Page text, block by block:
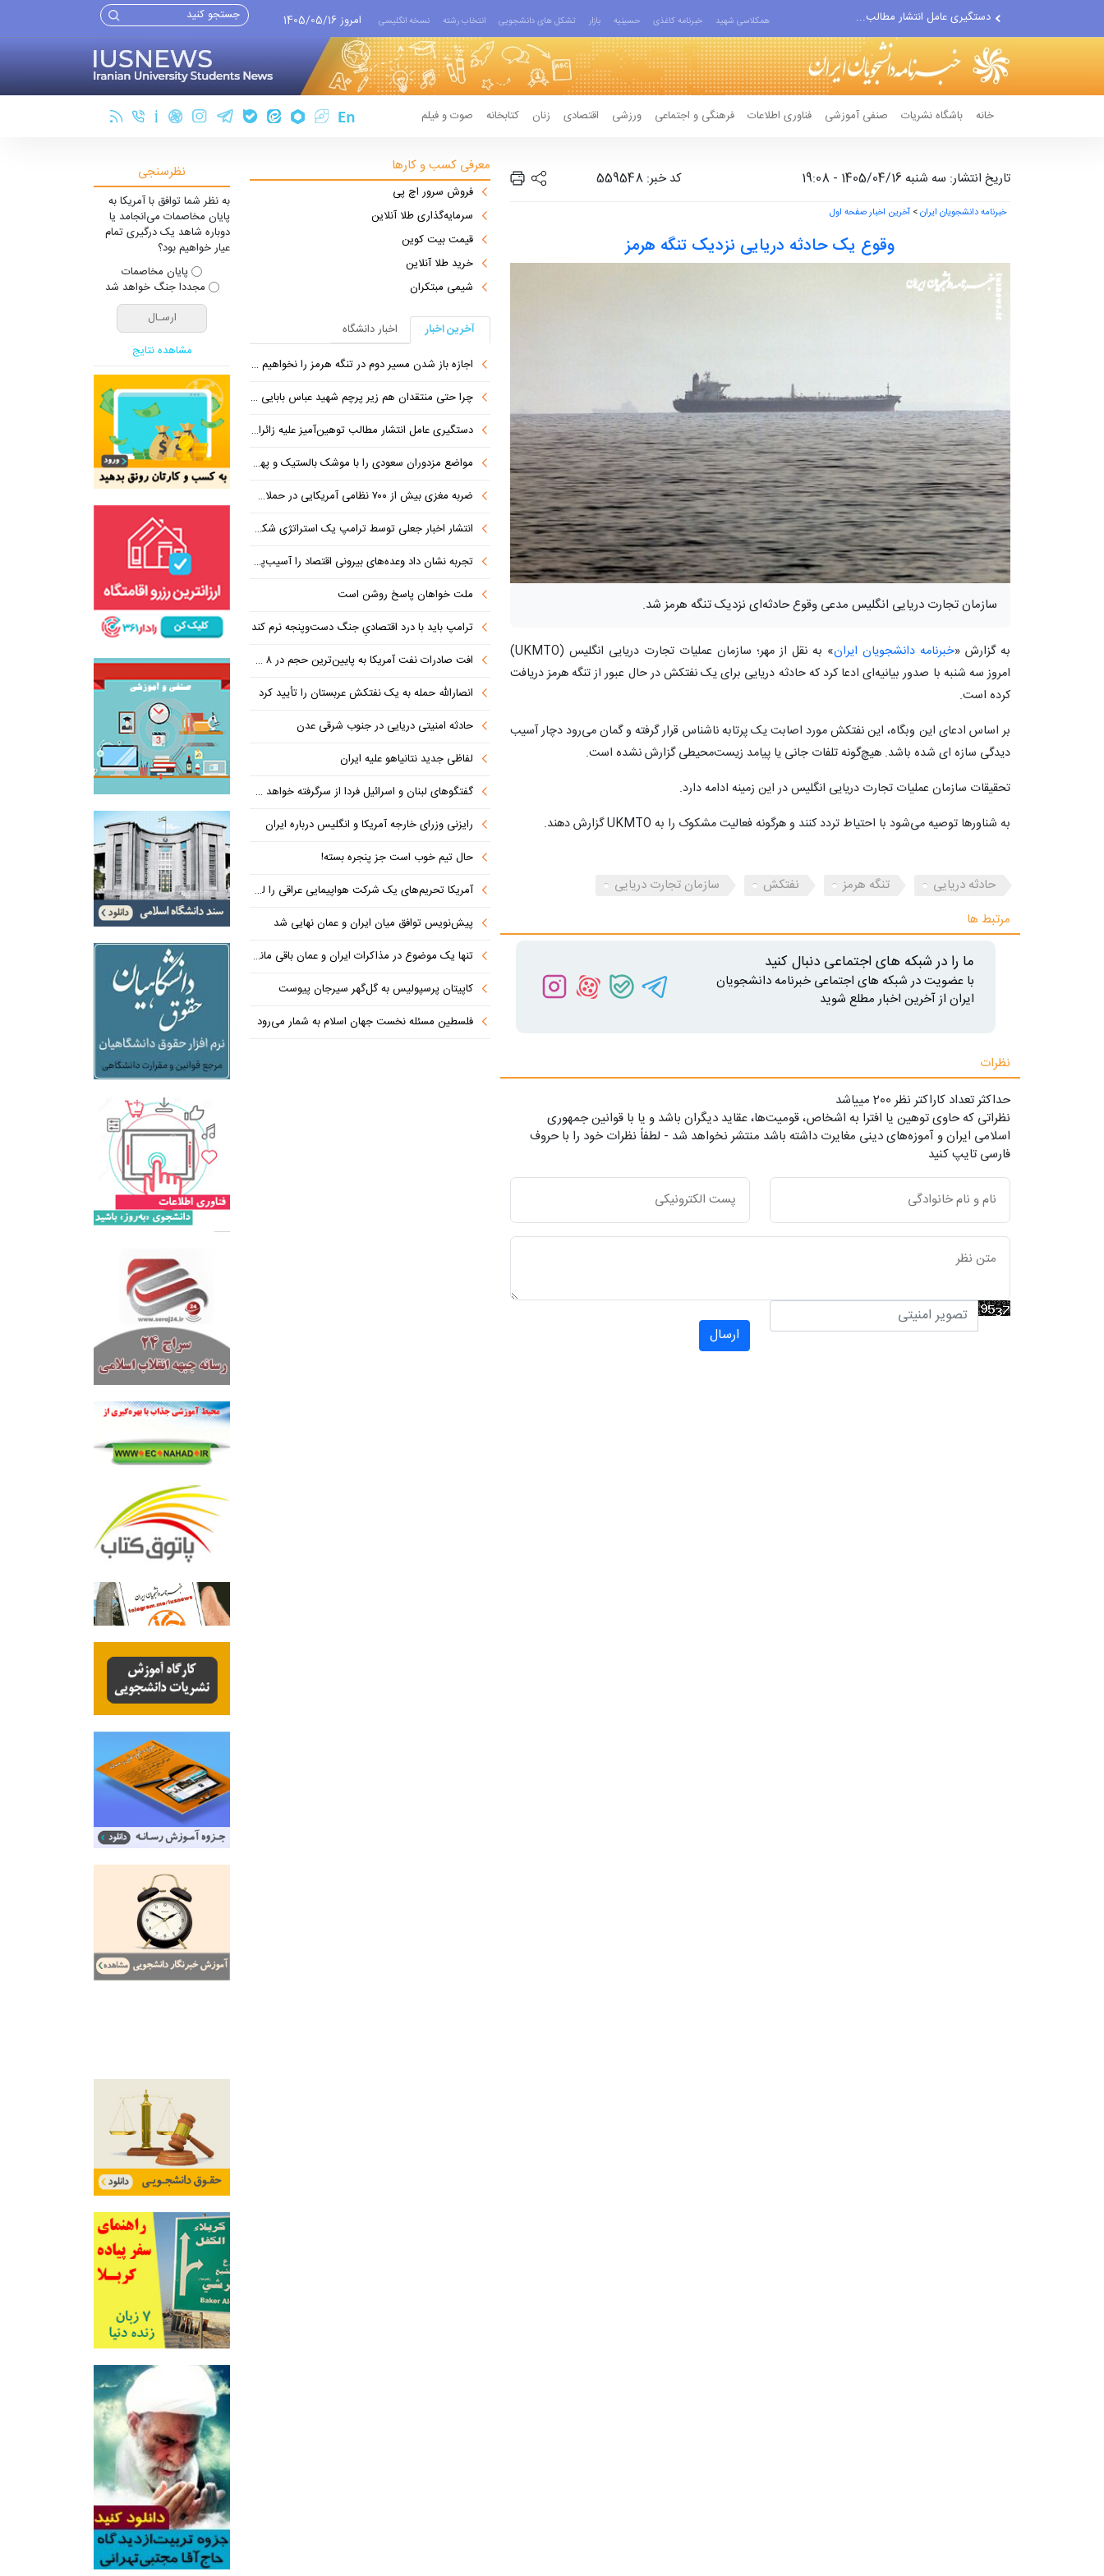
مواضع مزدوران سعودی را با...
ضربه مغزی بیش از ۷۰۰ نظامی...
همکلاسی شهید خبرنامه کاغذی حسینیه بازار تشکل های دانشجویی انتخاب رشته نسخه انگلیسی امروز 1405/05/16
خانه باشگاه نشریات صنفی آموزشی فناوری اطلاعات فرهنگی و اجتماعی ورزشی اقتصادی زنان کتابخانه صوت و فیلم
تاریخ انتشار: سه شنبه 1405/04/16 - 19:08 کد خبر: 559548
خبرنامه دانشجویان ایران> آخرین اخبار صفحه اول
وقوع یک حادثه دریایی نزدیک تنگه هرمز
سازمان تجارت دریایی انگلیس مدعی وقوع حادثه‌ای نزدیک تنگه هرمز شد.
به گزارش «خبرنامه دانشجویان ایران
» به نقل از مهر؛ سازمان عملیات تجارت دریایی انگلیس (UKMTO)
امروز سه شنبه با صدور بیانیه‌ای ادعا کرد که حادثه دریایی برای یک نفتکش در حال عبور از تنگه هرمز دریافت
کرده است.
بر اساس ادعای این وبگاه، این نفتکش مورد اصابت یک پرتابه ناشناس قرار گرفته و گمان می‌رود دچار آسیب‌
دیدگی سازه‌ ای شده باشد. هیچ‌گونه تلفات جانی یا پیامد زیست‌محیطی گزارش نشده است.
تحقیقات سازمان عملیات تجارت دریایی انگلیس در این زمینه ادامه دارد.
به شناورها توصیه می‌شود با احتیاط تردد کنند و هرگونه فعالیت مشکوک را به UKMTO گزارش دهند.
حادثه دریایی تنگه هرمز نفتکش
سازمان تجارت دریایی
مرتبط ها
ما را در شبکه های اجتماعی دنبال کنید
با عضویت در شبکه های اجتماعی خبرنامه دانشجویان
ایران از آخرین اخبار مطلع شوید
نظرات
حداکثر تعداد کاراکتر نظر 200 ميياشد
نظراتی که حاوی توهین یا افترا به اشخاص، قومیت‌ها، عقاید دیگران باشد و یا با قوانین جمهوری
اسلامی ایران و آموزه‌های دینی مغایرت داشته باشد منتشر نخواهد شد - لطفاً نظرات خود را با حروف
فارسی تایپ کنید
ارسال
معرفی کسب و کارها
فروش سرور اچ پی
سرمایه‌گذاری طلا آنلاین
قیمت بیت کوین
خرید طلا آنلاین
شیمی مبتکران
آخرین اخبار
اخبار دانشگاه
اجازه باز شدن مسیر دوم در تنگه هرمز را نخواهیم داد
چرا حتی منتقدان هم زیر پرچم شهید عباس بابایی ایستادند؟
دستگیری عامل انتشار مطالب توهین‌آمیز علیه زائران اربعین در فضای مجازی
مواضع مزدوران سعودی را با موشک بالستیک و پهپاد در هم شکستیم
ضربه مغزی بیش از ۷۰۰ نظامی آمریکایی در حملات ایران
انتشار اخبار جعلی توسط ترامپ یک استراتژی شکست خورده است
تجربه نشان داد وعده‌های بیرونی اقتصاد را آسیب‌پذیرتر می‌کند
ملت خواهان پاسخ روشن است
ترامپ باید با درد اقتصادیِ جنگ دست‌و‌پنجه نرم کند
افت صادرات نفت آمریکا به پایین‌ترین حجم در ۸ ماه اخیر
انصارالله حمله به یک نفتکش عربستان را تأیید کرد
حادثه امنیتی دریایی در جنوب شرقی عدن
لفاظی جدید نتانیاهو علیه ایران
گفتگوهای لبنان و اسرائیل فردا از سرگرفته خواهد شد!
رایزنی وزرای خارجه آمریکا و انگلیس درباره ایران
حال تیم خوب است جز پنجره بسته!
آمریکا تحریم‌های یک شرکت هواپیمایی عراقی را لغو کرد
پیش‌نویس توافق میان ایران و عمان نهایی شد
تنها یک موضوع در مذاکرات ایران و عمان باقی مانده است
کاپیتان پرسپولیس به گل‌گهر سیرجان پیوست
فلسطین مسئله نخست جهان اسلام به شمار می‌رود
نظرسنجی
به نظر شما توافق با آمریکا به
پایان مخاصمات می‌انجامد یا
دوباره شاهد یک درگیری تمام
عیار خواهیم بود؟
پایان مخاصمات
مجددا جنگ خواهد شد
مشاهده نتایج